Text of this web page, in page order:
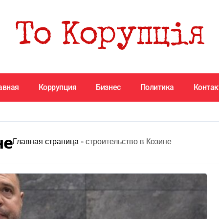
Коррупция Бизнес Политика
Главная страница »строительство в Козине